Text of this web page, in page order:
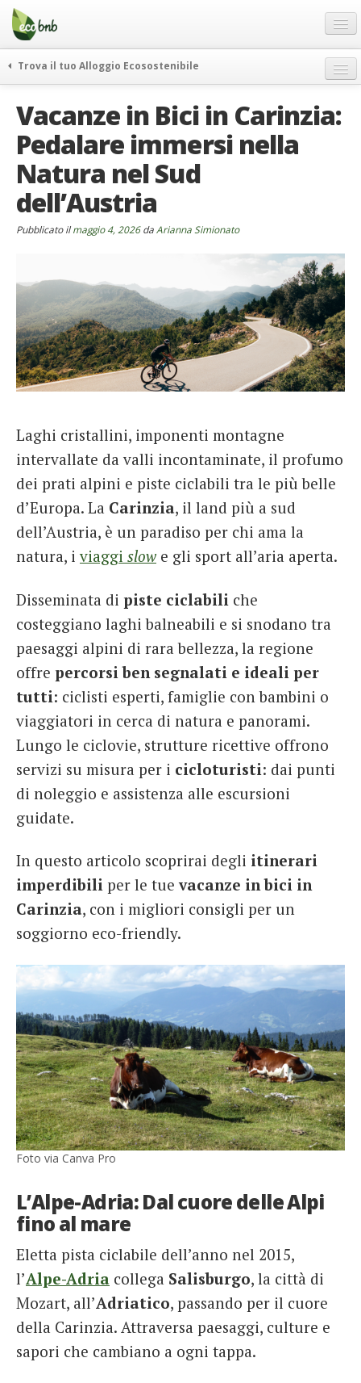
Menu
Salta
contenuto
Offerte Speciali
Regali
FAQ
Chi Siamo
Partner
Contatti
German
English
Spanish
French
Trova il tuo Alloggio Ecosostenibile
itinerari
curiosità
vivere e viaggiare verde
news ed eventi
ecohotel
Vacanze in Bici in Carinzia:
Pedalare immersi nella
Natura nel Sud
dell’Austria
Pubblicato ilmaggio 4, 2026da Arianna Simionato
Laghi cristallini, imponenti montagne
intervallate da valli incontaminate, il profumo
dei prati alpini e piste ciclabili tra le più belle
d’Europa. La Carinzia, il land più a sud
dell’Austria, è un paradiso per chi ama la
natura, i viaggi slow e gli sport all’aria aperta.
Disseminata di piste ciclabili che
costeggiano laghi balneabili e si snodano tra
paesaggi alpini di rara bellezza, la regione
offre percorsi ben segnalati e ideali per
tutti: ciclisti esperti, famiglie con bambini o
viaggiatori in cerca di natura e panorami.
Lungo le ciclovie, strutture ricettive offrono
servizi su misura per i cicloturisti: dai punti
di noleggio e assistenza alle escursioni
guidate.
In questo articolo scoprirai degli itinerari
imperdibili per le tuevacanze in bici in
Carinzia, con i migliori consigli per un
soggiorno eco-friendly.
Foto via Canva Pro
L’Alpe-Adria: Dal cuore delle Alpi
fino al mare
Eletta pista ciclabile dell’anno nel 2015,
l’Alpe-Adria collega Salisburgo, la città di
Mozart, all’Adriatico, passando per il cuore
della Carinzia. Attraversa paesaggi, culture e
sapori che cambiano a ogni tappa.